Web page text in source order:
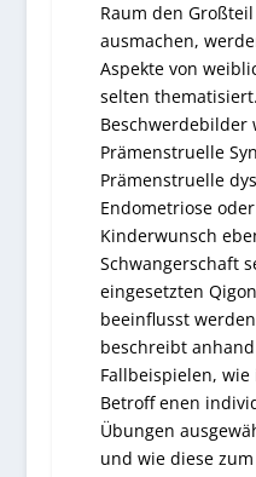
Raum den
ausmachen,
Aspekte von
selten
Beschwerdebilder
Prämenstruelle
Prämenstruelle
Endometriose
Kinderwunsch
Schwangerschaft
eingesetzten
beeinflusst
beschreibt
Fallbeispielen,
Betroff enen
Übungen
und wie diese